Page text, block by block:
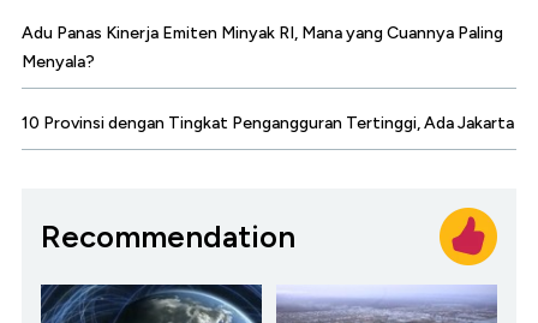
Adu Panas Kinerja Emiten Minyak RI, Mana yang Cuannya Paling
Menyala?
10 Provinsi dengan Tingkat Pengangguran Tertinggi, Ada Jakarta
Recommendation